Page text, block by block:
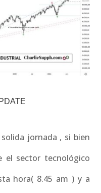
jornada , si bien
el sector tecnológico
hora( 8.45 am ) y a